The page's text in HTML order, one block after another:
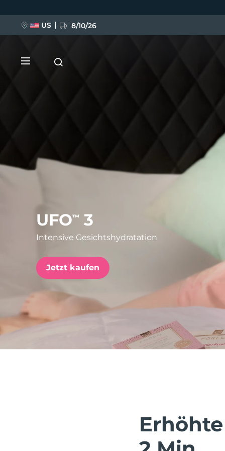
UFO™ 3
Intensive Gesichtshydratation
Jetzt kaufen
US 8/10/26
BREAKING NEWS
issa™ Teeth Whitening Set
FAQ™ Dual LED Panel
BELIEBT